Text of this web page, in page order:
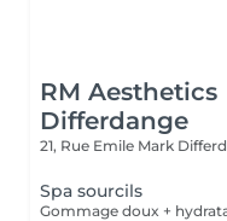
RM Aesthetics
Differdange
21, Rue Emile Mark
Spa sourcils
Gommage doux +